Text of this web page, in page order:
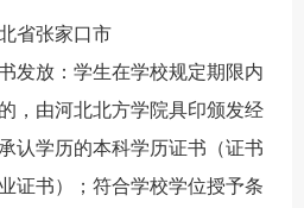
省张家口市
发放：学生在学校规定期限内
，由河北北方学院具印颁发经
认学历的本科学历证书（证书
证书）；符合学校学位授予条